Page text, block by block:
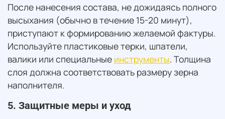
После нанесения состава, не дожидаясь полного
высыхания (обычно в течение 15-20 минут),
приступают к формированию желаемой фактуры.
Используйте пластиковые терки, шпатели,
валики или специальные инструменты. Толщина
слоя должна соответствовать размеру зерна
наполнителя.
5. Защитные меры и уход